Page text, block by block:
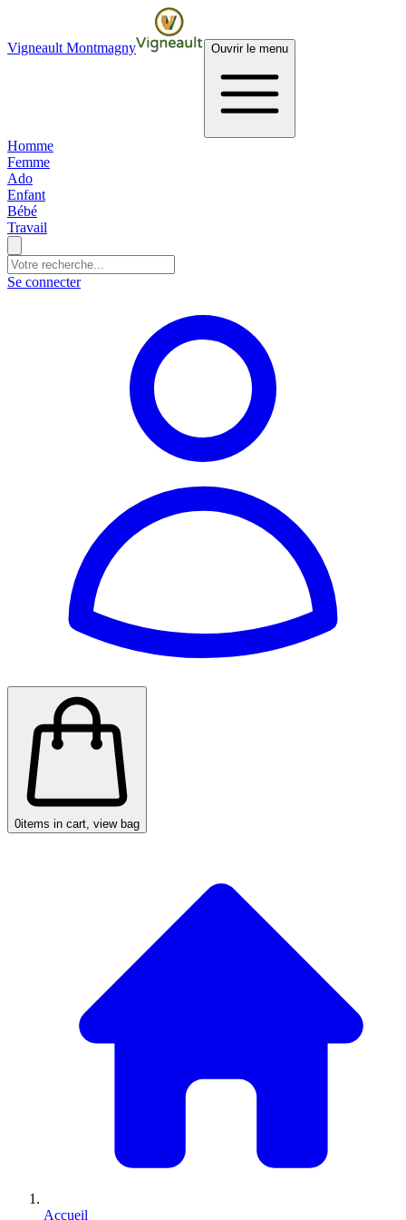
Vigneault Montmagny Ouvrir le menu
Homme
Femme
Ado
Enfant
Bébé
Travail
Se connecter
0items in cart, view bag
Accueil